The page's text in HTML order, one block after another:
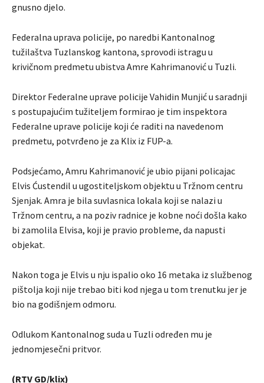
gnusno djelo.
Federalna uprava policije, po naredbi Kantonalnog
tužilaštva Tuzlanskog kantona, sprovodi istragu u
krivičnom predmetu ubistva Amre Kahrimanović u Tuzli.
Direktor Federalne uprave policije Vahidin Munjić u saradnji
s postupajućim tužiteljem formirao je tim inspektora
Federalne uprave policije koji će raditi na navedenom
predmetu, potvrđeno je za Klix iz FUP-a.
Podsjećamo, Amru Kahrimanović je ubio pijani policajac
Elvis Ćustendil u ugostiteljskom objektu u Tržnom centru
Sjenjak. Amra je bila suvlasnica lokala koji se nalazi u
Tržnom centru, a na poziv radnice je kobne noći došla kako
bi zamolila Elvisa, koji je pravio probleme, da napusti
objekat.
Nakon toga je Elvis u nju ispalio oko 16 metaka iz službenog
pištolja koji nije trebao biti kod njega u tom trenutku jer je
bio na godišnjem odmoru.
Odlukom Kantonalnog suda u Tuzli određen mu je
jednomjesečni pritvor.
(RTV GD/klix)